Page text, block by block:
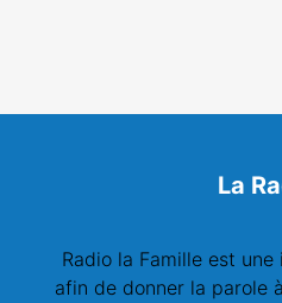
La
Radio la Famille est
afin de donner la parole